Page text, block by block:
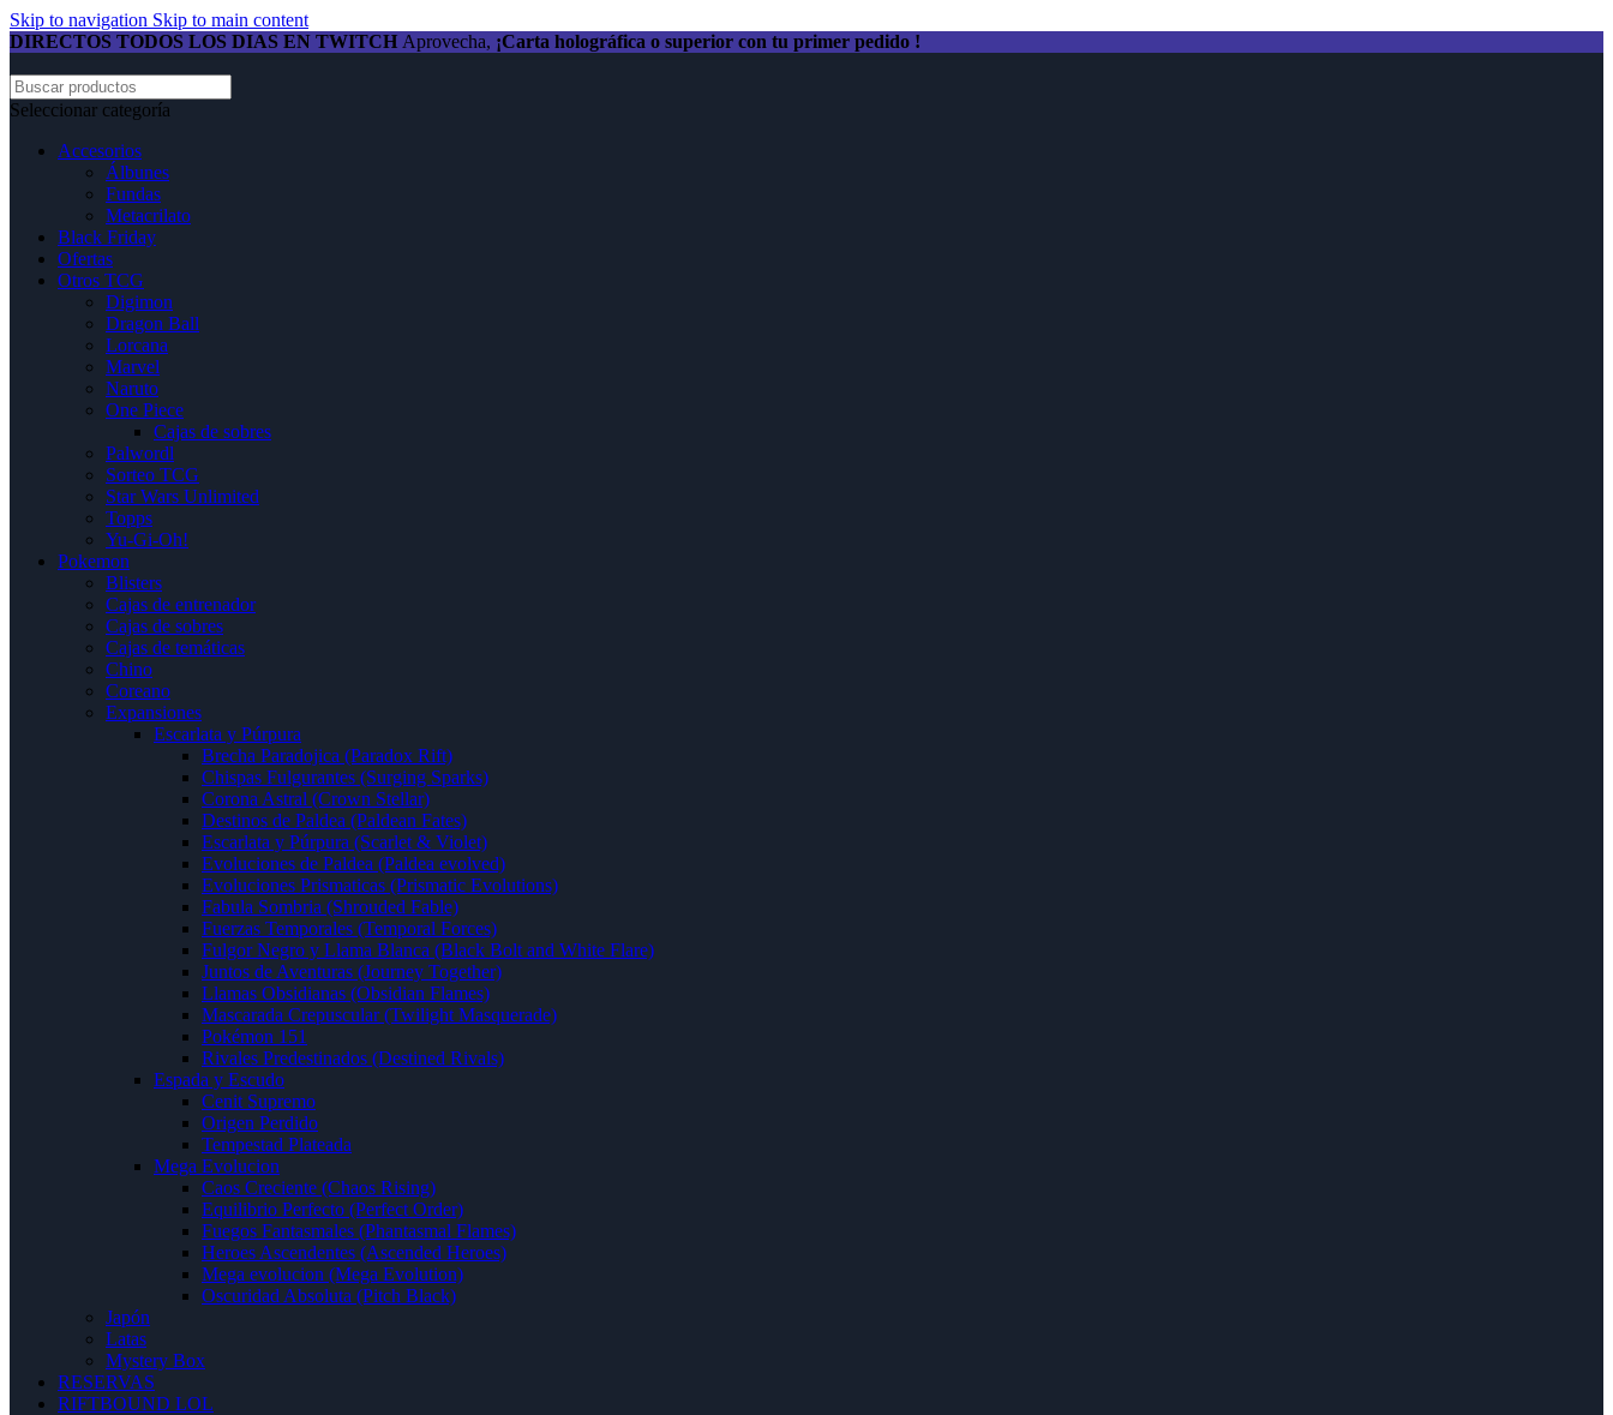
Skip to navigation Skip to main content
DIRECTOS TODOS LOS DIAS EN TWITCH Aprovecha, ¡Carta holográfica o superior con tu primer pedido !
Seleccionar categoría
Accesorios
Álbunes
Fundas
Metacrilato
Black Friday
Ofertas
Otros TCG
Digimon
Dragon Ball
Lorcana
Marvel
Naruto
One Piece
Cajas de sobres
Palwordl
Sorteo TCG
Star Wars Unlimited
Topps
Yu-Gi-Oh!
Pokemon
Blisters
Cajas de entrenador
Cajas de sobres
Cajas de temáticas
Chino
Coreano
Expansiones
Escarlata y Púrpura
Brecha Paradojica (Paradox Rift)
Chispas Fulgurantes (Surging Sparks)
Corona Astral (Crown Stellar)
Destinos de Paldea (Paldean Fates)
Escarlata y Púrpura (Scarlet & Violet)
Evoluciones de Paldea (Paldea evolved)
Evoluciones Prismaticas (Prismatic Evolutions)
Fabula Sombria (Shrouded Fable)
Fuerzas Temporales (Temporal Forces)
Fulgor Negro y Llama Blanca (Black Bolt and White Flare)
Juntos de Aventuras (Journey Together)
Llamas Obsidianas (Obsidian Flames)
Mascarada Crepuscular (Twilight Masquerade)
Pokémon 151
Rivales Predestinados (Destined Rivals)
Espada y Escudo
Cenit Supremo
Origen Perdido
Tempestad Plateada
Mega Evolucion
Caos Creciente (Chaos Rising)
Equilibrio Perfecto (Perfect Order)
Fuegos Fantasmales (Phantasmal Flames)
Heroes Ascendentes (Ascended Heroes)
Mega evolucion (Mega Evolution)
Oscuridad Absoluta (Pitch Black)
Japón
Latas
Mystery Box
RESERVAS
RIFTBOUND LOL